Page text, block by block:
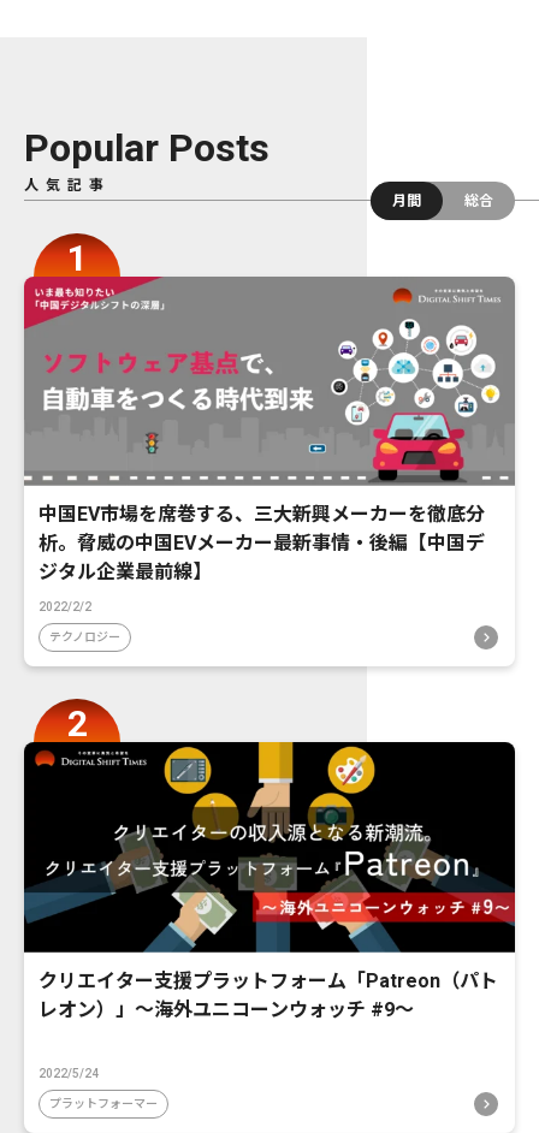
Popular Posts
人気記事
月間
総合
中国EV市場を席巻する、三大新興メーカーを徹底分
析。脅威の中国EVメーカー最新事情・後編【中国デ
ジタル企業最前線】
2022/2/2
テクノロジー
クリエイター支援プラットフォーム「Patreon（パト
レオン）」〜海外ユニコーンウォッチ #9〜
2022/5/24
プラットフォーマー